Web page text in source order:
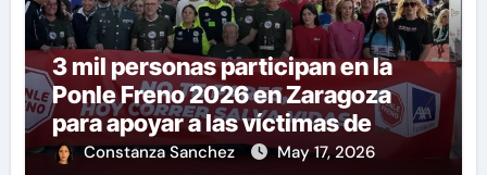
3 mil personas participan en la
Ponle Freno 2026 en Zaragoza
para apoyar a las víctimas de
accidentes de tráfico.
Constanza Sanchez May 17, 2026